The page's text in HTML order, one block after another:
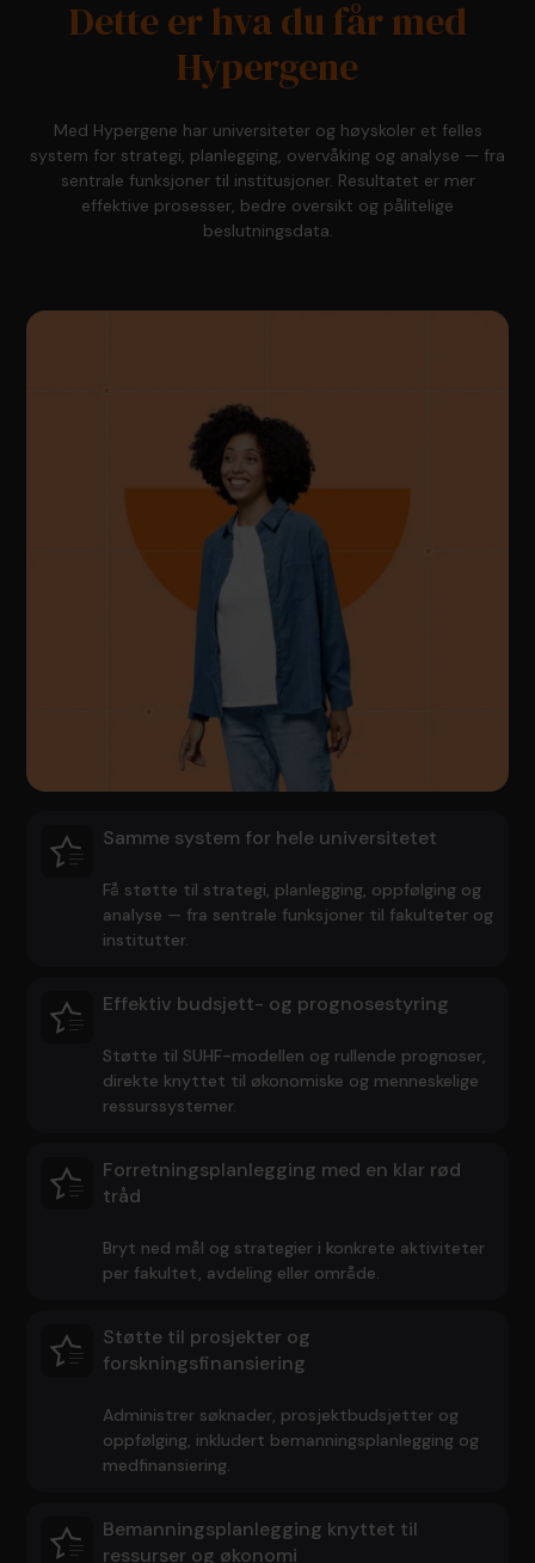
Dette er hva du får med
Hypergene
Med Hypergene har universiteter og høyskoler et felles
system for strategi, planlegging, overvåking og analyse — fra
sentrale funksjoner til institusjoner. Resultatet er mer
effektive prosesser, bedre oversikt og pålitelige
beslutningsdata.
Samme system for hele universitetet
Få støtte til strategi, planlegging, oppfølging og
analyse — fra sentrale funksjoner til fakulteter og
institutter.
Effektiv budsjett- og prognosestyring
Støtte til SUHF-modellen og rullende prognoser,
direkte knyttet til økonomiske og menneskelige
ressurssystemer.
Forretningsplanlegging med en klar rød
tråd
Bryt ned mål og strategier i konkrete aktiviteter
per fakultet, avdeling eller område.
Støtte til prosjekter og
forskningsfinansiering
Administrer søknader, prosjektbudsjetter og
oppfølging, inkludert bemanningsplanlegging og
medfinansiering.
Bemanningsplanlegging knyttet til
ressurser og økonomi